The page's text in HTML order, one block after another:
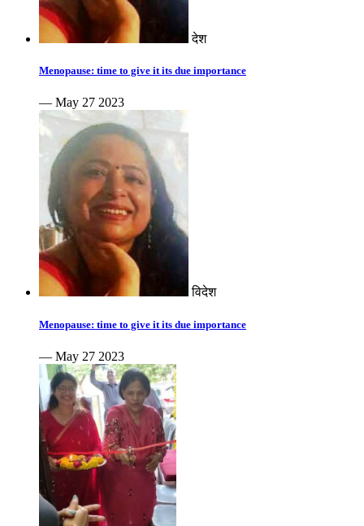
देश
Menopause: time to give it its due importance
— May 27 2023
विदेश
Menopause: time to give it its due importance
— May 27 2023